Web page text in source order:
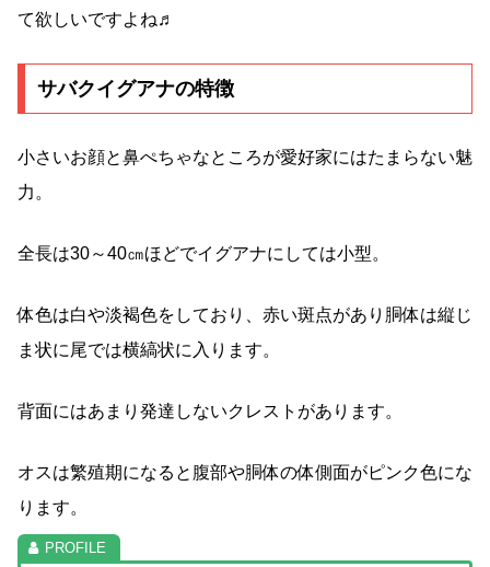
て欲しいですよね♬
サバクイグアナの特徴
小さいお顔と鼻ぺちゃなところが愛好家にはたまらない魅
力。
全長は30～40㎝ほどでイグアナにしては小型。
体色は白や淡褐色をしており、赤い斑点があり胴体は縦じ
ま状に尾では横縞状に入ります。
背面にはあまり発達しないクレストがあります。
オスは繁殖期になると腹部や胴体の体側面がピンク色にな
ります。